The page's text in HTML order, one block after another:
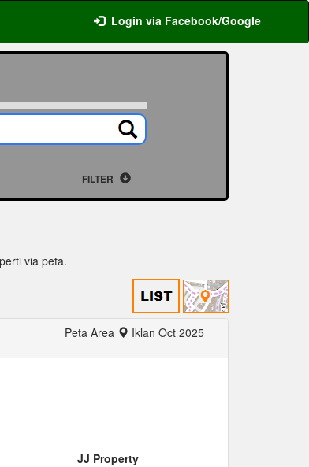
Login via Facebook/Google
FILTER
via peta.
Peta Area Iklan Oct 2025
JJ Property